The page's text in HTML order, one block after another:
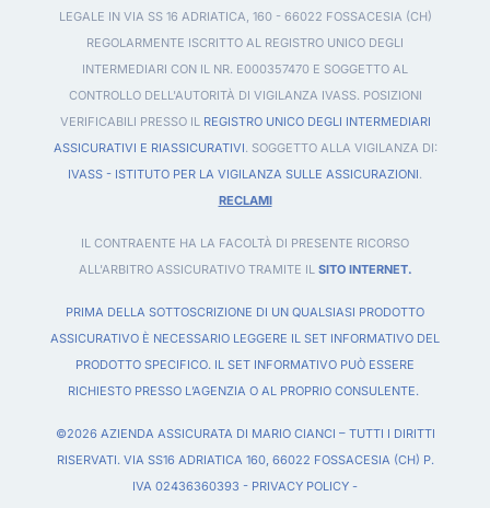
LEGALE IN VIA SS 16 ADRIATICA, 160 - 66022 FOSSACESIA (CH)
REGOLARMENTE ISCRITTO AL REGISTRO UNICO DEGLI
INTERMEDIARI CON IL NR. E000357470 E SOGGETTO AL
CONTROLLO DELL'AUTORITÀ DI VIGILANZA IVASS. POSIZIONI
VERIFICABILI PRESSO IL REGISTRO UNICO DEGLI INTERMEDIARI
ASSICURATIVI E RIASSICURATIVI. SOGGETTO ALLA VIGILANZA DI:
IVASS - ISTITUTO PER LA VIGILANZA SULLE ASSICURAZIONI.
RECLAMI
IL CONTRAENTE HA LA FACOLTÀ DI PRESENTE RICORSO
ALL'ARBITRO ASSICURATIVO TRAMITE IL SITO INTERNET.
PRIMA DELLA SOTTOSCRIZIONE DI UN QUALSIASI PRODOTTO
ASSICURATIVO È NECESSARIO LEGGERE IL SET INFORMATIVO DEL
PRODOTTO SPECIFICO. IL SET INFORMATIVO PUÒ ESSERE
RICHIESTO PRESSO L’AGENZIA O AL PROPRIO CONSULENTE.
©2026 AZIENDA ASSICURATA DI MARIO CIANCI – TUTTI I DIRITTI
RISERVATI. VIA SS16 ADRIATICA 160, 66022 FOSSACESIA (CH) P.
IVA 02436360393 - PRIVACY POLICY -